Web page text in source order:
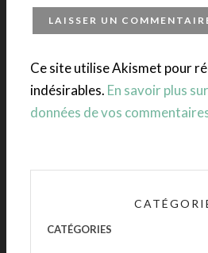
Ce site utilise Akismet pour
indésirables. En savoir plus
données de vos
CATÉGORIES